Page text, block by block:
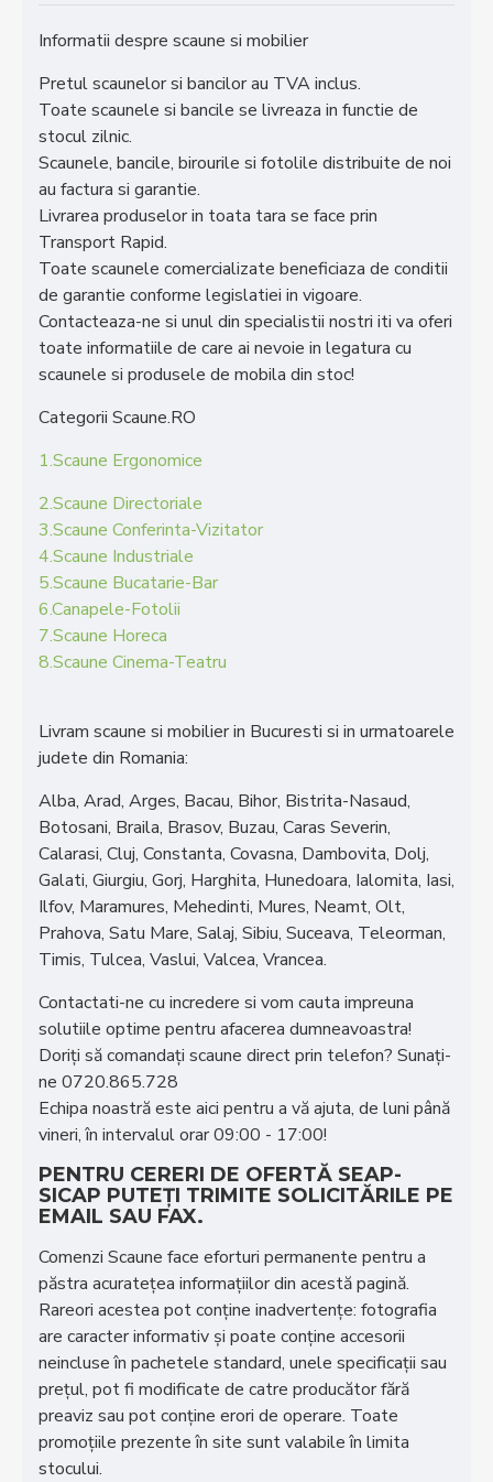
Informatii despre scaune si mobilier
Pretul scaunelor si bancilor au TVA inclus.
Toate scaunele si bancile se livreaza in functie de
stocul zilnic.
Scaunele, bancile, birourile si fotolile distribuite de noi
au factura si garantie.
Livrarea produselor in toata tara se face prin
Transport Rapid.
Toate scaunele comercializate beneficiaza de conditii
de garantie conforme legislatiei in vigoare.
Contacteaza-ne si unul din specialistii nostri iti va oferi
toate informatiile de care ai nevoie in legatura cu
scaunele si produsele de mobila din stoc!
Categorii Scaune.RO
1.Scaune Ergonomice
2.Scaune Directoriale
3.Scaune Conferinta-Vizitator
4.Scaune Industriale
5.Scaune Bucatarie-Bar
6.Canapele-Fotolii
7.Scaune Horeca
8.Scaune Cinema-Teatru
Livram scaune si mobilier in Bucuresti si in urmatoarele
judete din Romania:
Alba, Arad, Arges, Bacau, Bihor, Bistrita-Nasaud,
Botosani, Braila, Brasov, Buzau, Caras Severin,
Calarasi, Cluj, Constanta, Covasna, Dambovita, Dolj,
Galati, Giurgiu, Gorj, Harghita, Hunedoara, Ialomita, Iasi,
Ilfov, Maramures, Mehedinti, Mures, Neamt, Olt,
Prahova, Satu Mare, Salaj, Sibiu, Suceava, Teleorman,
Timis, Tulcea, Vaslui, Valcea, Vrancea.
Contactati-ne cu incredere si vom cauta impreuna
solutiile optime pentru afacerea dumneavoastra!
Doriţi să comandaţi scaune direct prin telefon? Sunaţi-
ne 0720.865.728
Echipa noastră este aici pentru a vă ajuta, de luni până
vineri, în intervalul orar 09:00 - 17:00!
PENTRU CERERI DE OFERTĂ SEAP-
SICAP PUTEȚI TRIMITE SOLICITĂRILE PE
EMAIL SAU FAX.
Comenzi Scaune face eforturi permanente pentru a
păstra acurateţea informaţiilor din acestă pagină.
Rareori acestea pot conţine inadvertenţe: fotografia
are caracter informativ şi poate conţine accesorii
neincluse în pachetele standard, unele specificaţii sau
preţul, pot fi modificate de catre producător fără
preaviz sau pot conţine erori de operare. Toate
promoţiile prezente în site sunt valabile în limita
stocului.